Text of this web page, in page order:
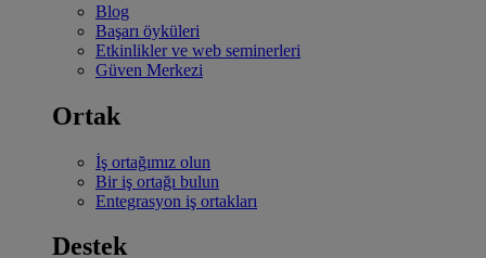
Blog
Başarı öyküleri
Etkinlikler ve web seminerleri
Güven Merkezi
Ortak
İş ortağımız olun
Bir iş ortağı bulun
Entegrasyon iş ortakları
Destek